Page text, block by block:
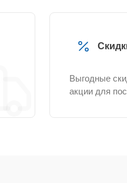
Выгодные
акции для